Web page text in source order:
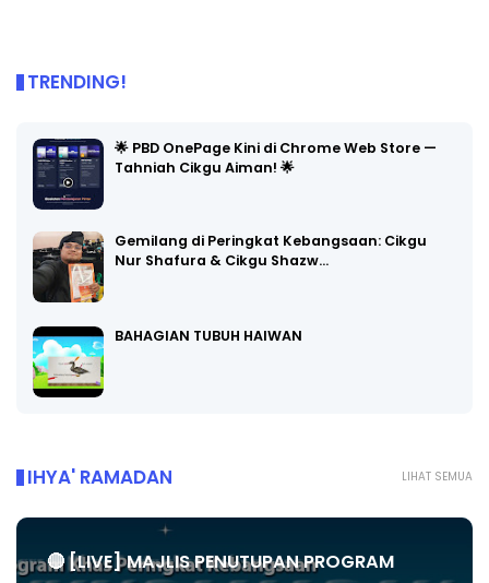
TRENDING!
🌟 PBD OnePage Kini di Chrome Web Store —
Tahniah Cikgu Aiman! 🌟
Gemilang di Peringkat Kebangsaan: Cikgu
Nur Shafura & Cikgu Shazw…
BAHAGIAN TUBUH HAIWAN
LIHAT SEMUA
IHYA' RAMADAN
🔴 [LIVE] MAJLIS PENUTUPAN PROGRAM